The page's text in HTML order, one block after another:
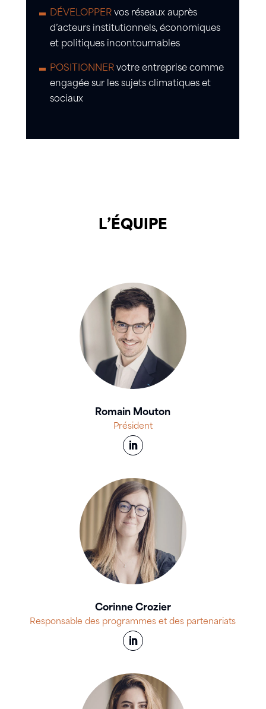
DÉVELOPPER vos réseaux auprès
d’acteurs institutionnels, économiques
et politiques incontournables
POSITIONNERvotre entreprise comme
engagée sur les sujets climatiques et
sociaux
L’ÉQUIPE
Romain Mouton
Président
Corinne Crozier
Responsable des programmes et des partenariats